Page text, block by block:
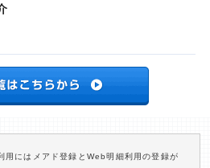
用にはメアド登録とWeb明細利用の登録が